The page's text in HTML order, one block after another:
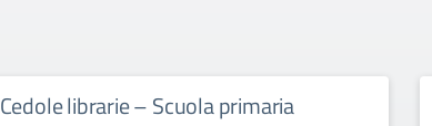
Cedole librarie – Scuola primaria